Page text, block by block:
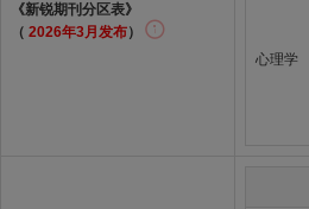
《新锐期刊分区表》
（ 2026年3月发布）
心理学